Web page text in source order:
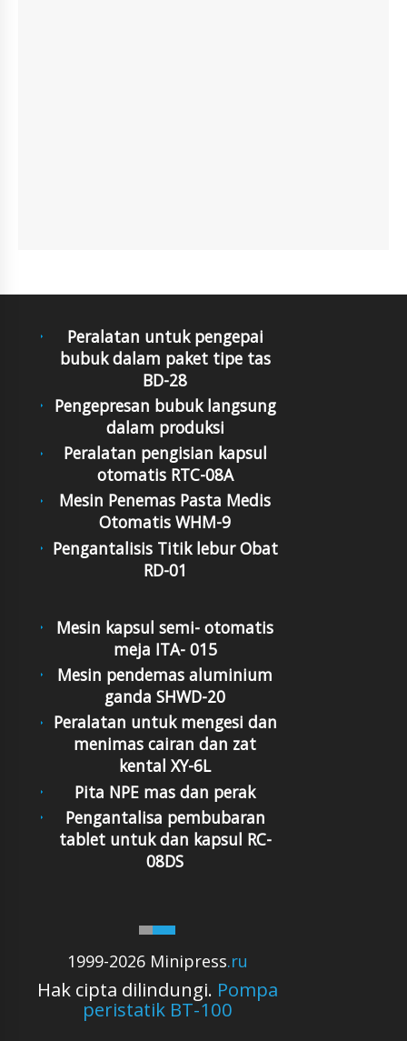
Peralatan untuk pengepai
bubuk dalam paket tipe tas
BD-28
Pengepresan bubuk langsung
dalam produksi
Peralatan pengisian kapsul
otomatis RTC-08A
Mesin Penemas Pasta Medis
Otomatis WHM-9
Pengantalisis Titik lebur Obat
RD-01
1999-2026 Minipress.ru
Hak cipta dilindungi. Pompa
peristatik BT-100
Mesin kapsul semi- otomatis
meja ITA- 015
Mesin pendemas aluminium
ganda SHWD-20
Peralatan untuk mengesi dan
menimas cairan dan zat
kental XY-6L
Pita NPE mas dan perak
Pengantalisa pembubaran
tablet untuk dan kapsul RC-
08DS